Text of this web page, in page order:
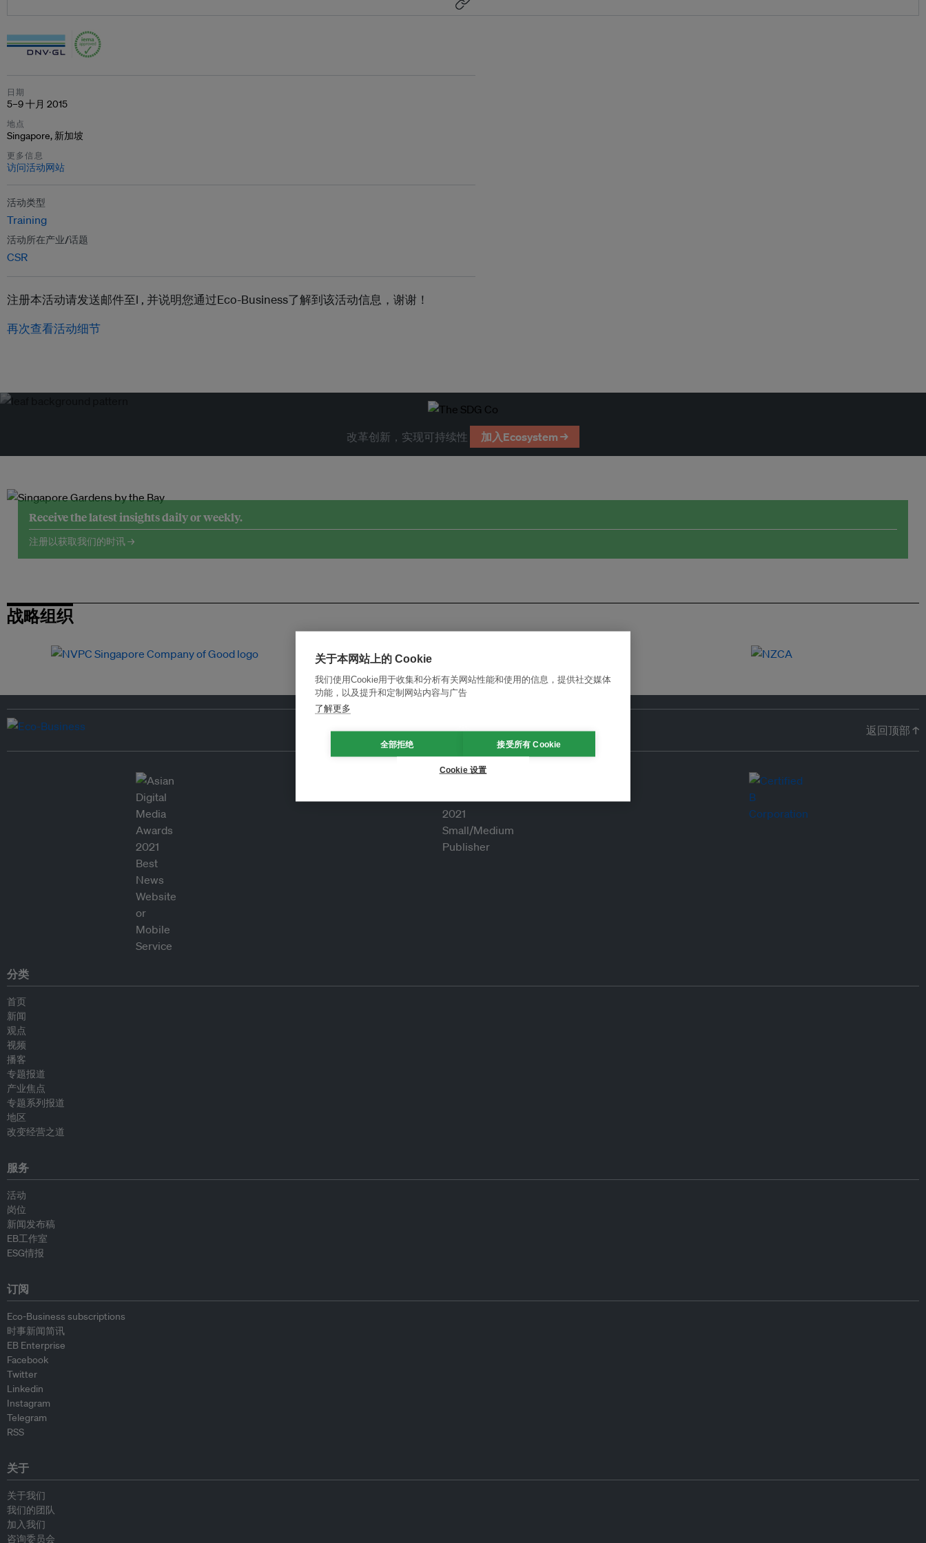
日期
5–9 十月 2015
地点
Singapore, 新加坡
更多信息
访问活动网站
活动类型
Training
活动所在产业/话题
CSR
注册本活动请发送邮件至l , 并说明您通过Eco-Business了解到该活动信息，谢谢！
再次查看活动细节
改革创新，实现可持续性 加入Ecosystem →
Receive the latest insights daily or weekly.
注册以获取我们的时讯 →
战略组织
返回顶部 ↑
分类
首页
新闻
观点
视频
播客
专题报道
产业焦点
专题系列报道
地区
改变经营之道
服务
活动
岗位
新闻发布稿
EB工作室
ESG情报
订阅
Eco-Business subscriptions
时事新闻简讯
EB Enterprise
Facebook
Twitter
Linkedin
Instagram
Telegram
RSS
关于
关于我们
我们的团队
加入我们
咨询委员会
关于本网站上的 Cookie
我们使用Cookie用于收集和分析有关网站性能和使用的信息，提供社交媒体
功能，以及提升和定制网站内容与广告
了解更多
全部拒绝 接受所有 Cookie
Cookie 设置